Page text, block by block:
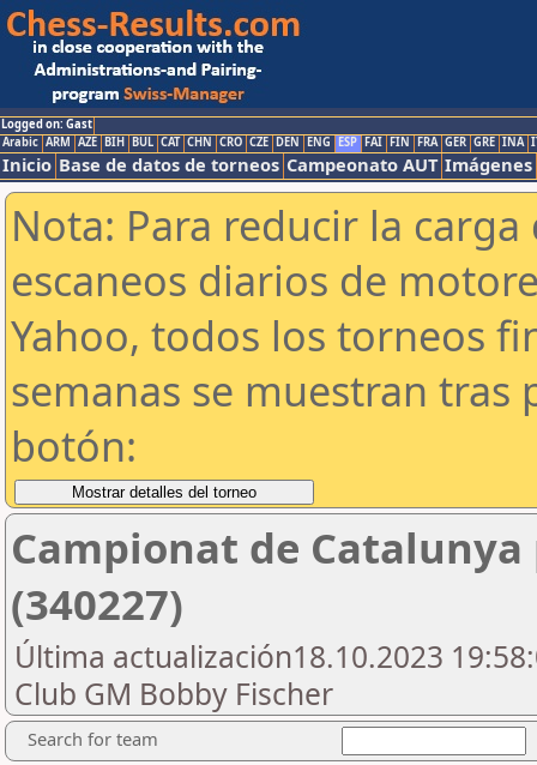
Logged on: Gast
Arabic ARM AZE BIH BUL CAT CHN CRO CZE DEN ENG ESP FAI FIN FRA GER GRE INA
Inicio Base de datos de torneos Campeonato AUT Imágenes
Nota: Para reducir la
escaneos diarios de
Yahoo, todos los torneos
semanas se muestran tras
botón:
Campionat de Catalunya
(340227)
Última actualización18.10.2023
Club GM Bobby Fischer
Search for team